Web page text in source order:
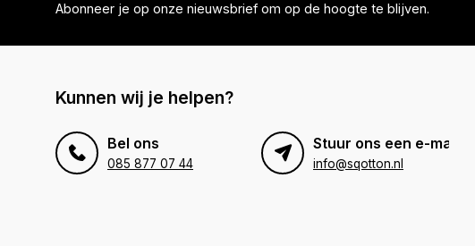
Abonneer je op onze nieuwsbrief om op de hoogte te blijven.
Kunnen wij je helpen?
Bel ons
085 877 07 44
Stuur ons een e-mail
info@sqotton.nl